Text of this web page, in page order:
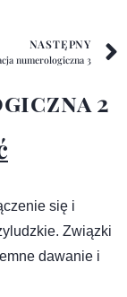
NASTĘPNY
numerologiczna 3
2
się i
Związki
dawanie i